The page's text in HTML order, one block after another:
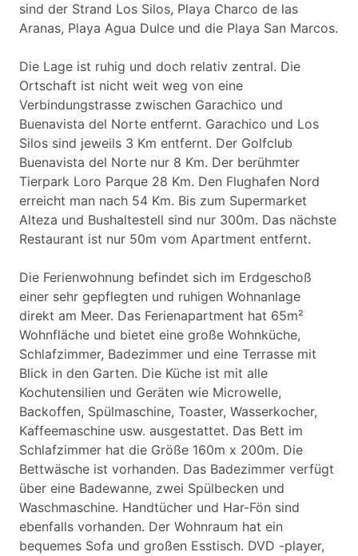
sind der Strand Los Silos, Playa Charco de las
Aranas, Playa Agua Dulce und die Playa San Marcos.
Die Lage ist ruhig und doch relativ zentral. Die
Ortschaft ist nicht weit weg von eine
Verbindungstrasse zwischen Garachico und
Buenavista del Norte entfernt. Garachico und Los
Silos sind jeweils 3 Km entfernt. Der Golfclub
Buenavista del Norte nur 8 Km. Der berühmter
Tierpark Loro Parque 28 Km. Den Flughafen Nord
erreicht man nach 54 Km. Bis zum Supermarket
Alteza und Bushaltestell sind nur 300m. Das nächste
Restaurant ist nur 50m vom Apartment entfernt.
Die Ferienwohnung befindet sich im Erdgeschoß
einer sehr gepflegten und ruhigen Wohnanlage
direkt am Meer. Das Ferienapartment hat 65m²
Wohnfläche und bietet eine große Wohnküche,
Schlafzimmer, Badezimmer und eine Terrasse mit
Blick in den Garten. Die Küche ist mit alle
Kochutensilien und Geräten wie Microwelle,
Backoffen, Spülmaschine, Toaster, Wasserkocher,
Kaffeemaschine usw. ausgestattet. Das Bett im
Schlafzimmer hat die Größe 160m x 200m. Die
Bettwäsche ist vorhanden. Das Badezimmer verfügt
über eine Badewanne, zwei Spülbecken und
Waschmaschine. Handtücher und Har-Fön sind
ebenfalls vorhanden. Der Wohnraum hat ein
bequemes Sofa und großen Esstisch. DVD -player,